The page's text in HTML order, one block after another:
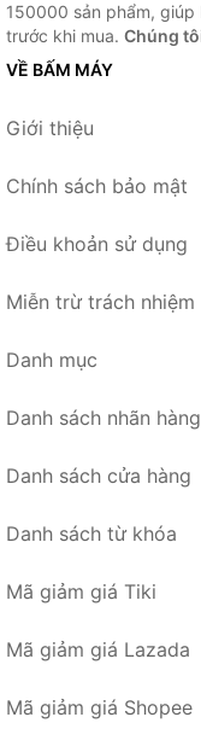
150000 sản phẩm,
trước khi mua. Chúng
VỀ BẤM MÁY
Giới thiệu
Chính sách bảo mật
Điều khoản sử dụng
Miễn trừ trách nhiệm
Danh mục
Danh sách nhãn hàng
Danh sách cửa hàng
Danh sách từ khóa
Mã giảm giá Tiki
Mã giảm giá Lazada
Mã giảm giá Shopee